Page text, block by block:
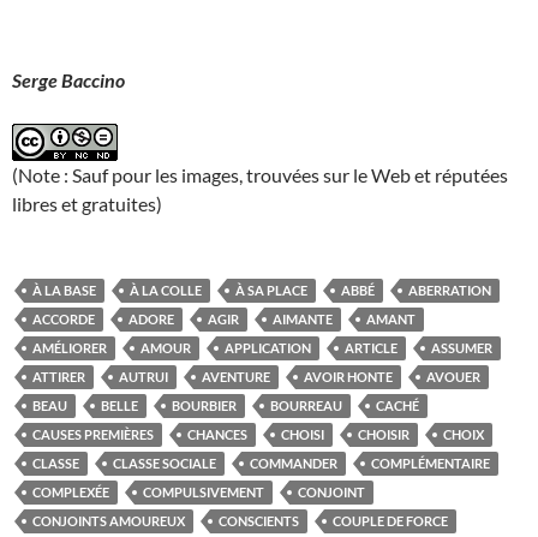
Serge Baccino
(Note : Sauf pour les images, trouvées sur le Web et réputées
libres et gratuites)
À LA BASE À LA COLLE À SA PLACE ABBÉ
ABERRATION
ACCORDE
ADORE AGIR AIMANTE
AMANT
AMÉLIORER
AMOUR APPLICATION ARTICLE
ASSUMER
ATTIRER
AUTRUI AVENTURE AVOIR HONTE
AVOUER
BEAU
BELLE BOURBIER BOURREAU
CACHÉ
CAUSES PREMIÈRES
CHANCES CHOISI CHOISIR
CHOIX
CLASSE
CLASSE SOCIALE COMMANDER
COMPLÉMENTAIRE
COMPLEXÉE
COMPULSIVEMENT
CONJOINT
CONJOINTS AMOUREUX
CONSCIENTS COUPLE DE FORCE